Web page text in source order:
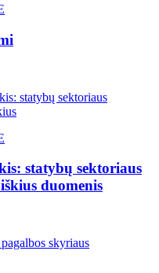
statybų sektoriaus
duomenis